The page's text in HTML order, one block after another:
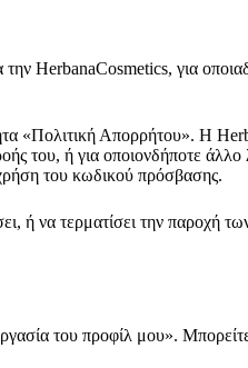
την HerbanaCosmetics, για
«Πολιτική Απορρήτου». Η
ή για οποιονδήποτε άλλο
του κωδικού πρόσβασης.
ή να τερματίσει την παροχή
του προφίλ μου».